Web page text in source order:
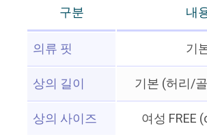
구분
내
의류 핏
기
상의 길이
기본 (허리/
상의 사이즈
여성 FREE